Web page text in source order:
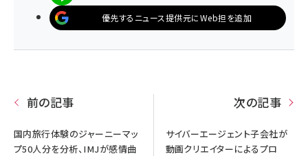
優先するニュース提供元にWeb担を追加
前の記事
国内旅行体験のジャーニーマッ
プ50人分を分析、IMJが感情曲
次の記事
サイバーエージェント子会社が
動画クリエイターによるプロ